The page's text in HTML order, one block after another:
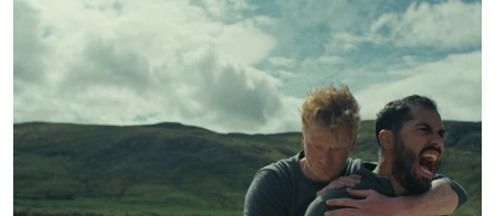
genossenschaft
epaper login